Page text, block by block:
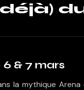
& 7 mars
la mythique Arena